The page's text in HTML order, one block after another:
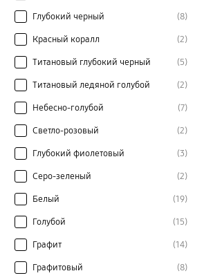
Глубокий черный (8)
Красный коралл (2)
Титановый глубокий черный (5)
Титановый ледяной голубой (2)
Небесно-голубой (7)
Светло-розовый (2)
Глубокий фиолетовый (3)
Серо-зеленый (2)
Белый (19)
Голубой (15)
Графит (14)
Графитовый (8)